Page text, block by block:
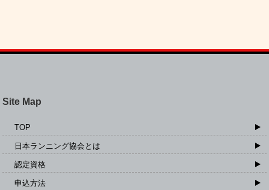
Site Map
TOP
日本ランニング協会とは
認定資格
申込方法